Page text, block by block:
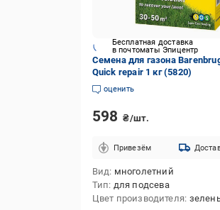
Бесплатная доставка
в почтоматы Эпицентр
Семена для газона
Quick repair 1 кг (5820)
оценить
598 ₴/шт.
Привезём
Вид многолетний
Тип для подсева
Цвет производителя